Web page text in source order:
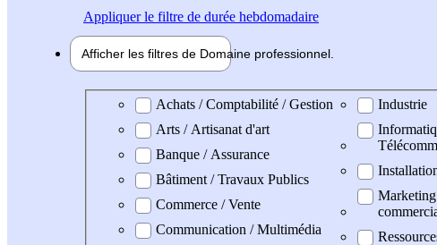
Appliquerle filtre de durée hebdomadaire
Afficher les filtres de Domaine professionnel
Domaine professionel
Achats / Comptabilité / Gestion
Arts / Artisanat d'art
Banque / Assurance
Bâtiment / Travaux Publics
Commerce / Vente
Communication / Multimédia
Industrie